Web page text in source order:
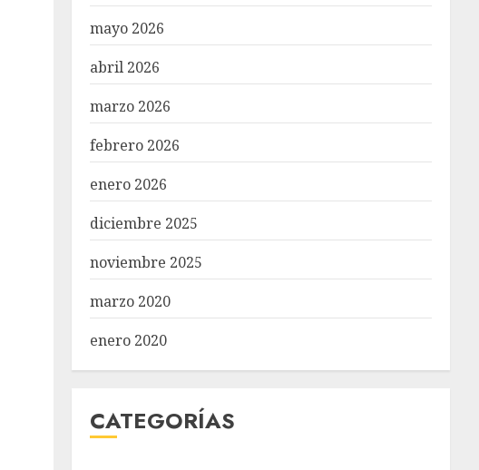
mayo 2026
abril 2026
marzo 2026
febrero 2026
enero 2026
diciembre 2025
noviembre 2025
marzo 2020
enero 2020
CATEGORÍAS